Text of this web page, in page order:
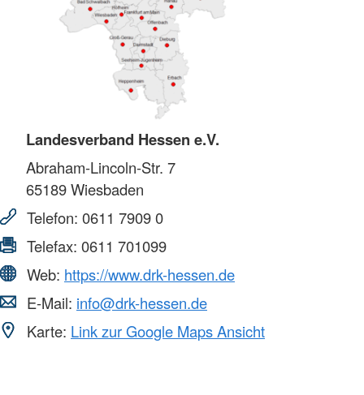
Landesverband Hessen e.V.
Abraham-Lincoln-Str. 7
65189Wiesbaden
Telefon: 0611 7909 0
Telefax: 0611 701099
Web: https://www.drk-hessen.de
E-Mail: info@drk-hessen.de
Karte: Link zur Google Maps Ansicht